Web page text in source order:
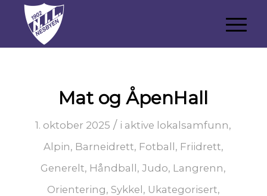
Mat og ÅpenHall
1. oktober 2025 / i aktive lokalsamfunn,
Alpin, Barneidrett, Fotball , Friidrett,
Generelt, Håndball ,Judo, Langrenn,
Orientering, Sykkel , Ukategorisert,